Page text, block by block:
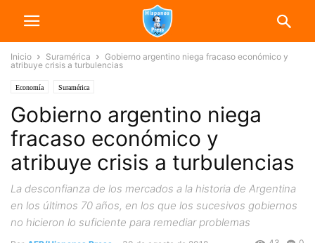
Inicio Suramérica
Gobierno argentino niega fracaso económico y
atribuye crisis a turbulencias
Economía Suramérica
Gobierno argentino niega
fracaso económico y
atribuye crisis a turbulencias
La desconfianza de los mercados a la historia de Argentina
en los últimos 70 años, en los que los sucesivos gobiernos
no hicieron lo suficiente para remediar problemas